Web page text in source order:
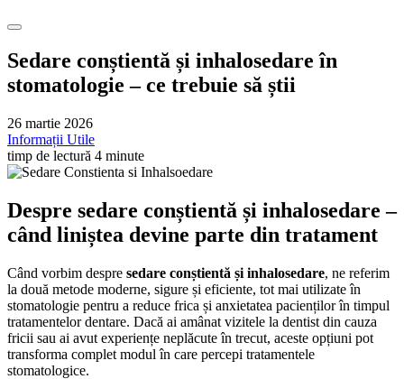
Sedare conștientă și inhalosedare în
stomatologie – ce trebuie să știi
26 martie 2026
Informații Utile
timp de lectură 4 minute
Despre sedare conștientă și inhalosedare –
când liniștea devine parte din tratament
Când vorbim despre sedare conștientă și inhalosedare, ne referim
la două metode moderne, sigure și eficiente, tot mai utilizate în
stomatologie pentru a reduce frica și anxietatea pacienților în timpul
tratamentelor dentare. Dacă ai amânat vizitele la dentist din cauza
fricii sau ai avut experiențe neplăcute în trecut, aceste opțiuni pot
transforma complet modul în care percepi tratamentele
stomatologice.